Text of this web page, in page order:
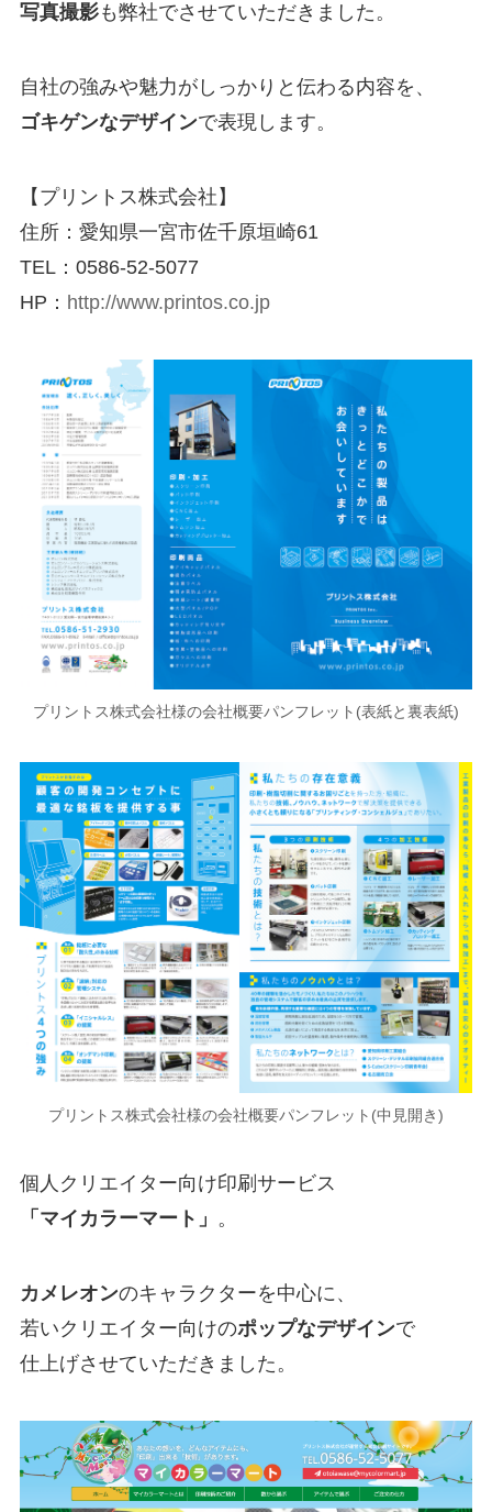
写真撮影も弊社でさせていただきました。
自社の強みや魅力がしっかりと伝わる内容を、
ゴキゲンなデザインで表現します。
【プリントス株式会社】
住所：愛知県一宮市佐千原垣崎61
TEL：0586-52-5077
HP： http://www.printos.co.jp
プリントス株式会社様の会社概要パンフレット(表紙と裏表紙)
プリントス株式会社様の会社概要パンフレット(中見開き)
個人クリエイター向け印刷サービス
「マイカラーマート」 。
カメレオンのキャラクターを中心に、
若いクリエイター向けのポップなデザインで
仕上げさせていただきました。